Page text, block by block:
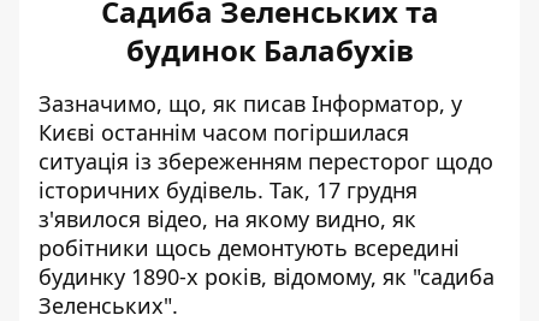
Садиба Зеленських та
будинок Балабухів
Зазначимо, що, як писав Інформатор, у
Києві останнім часом погіршилася
ситуація із збереженням пересторог щодо
історичних будівель. Так, 17 грудня
з'явилося відео, на якому видно, як
робітники щось демонтують всередині
будинку 1890-х років, відомому, як "садиба
Зеленських".